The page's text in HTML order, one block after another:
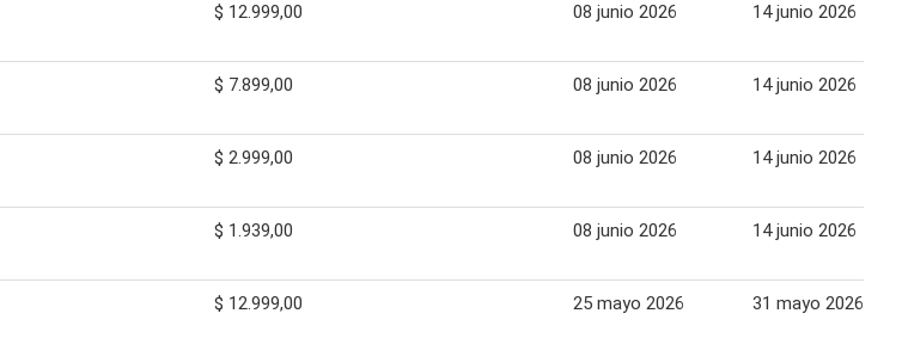
$ 12.999,00 08 junio 2026 14 junio 2026
$ 7.899,00 08 junio 2026 14 junio 2026
$ 2.999,00 08 junio 2026 14 junio 2026
$ 1.939,00 08 junio 2026 14 junio 2026
$ 12.999,00 25 mayo 2026 31 mayo 2026